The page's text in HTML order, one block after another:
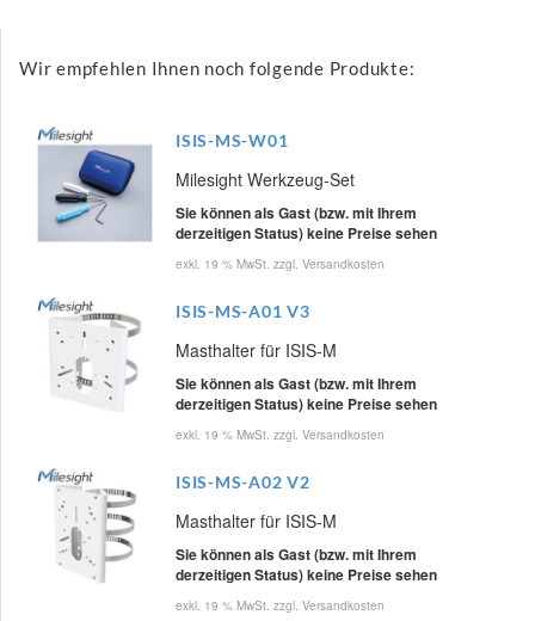
Wir empfehlen Ihnen noch folgende Produkte:
ISIS-MS-W01
Milesight Werkzeug-Set
Sie können als Gast (bzw. mit Ihrem
derzeitigen Status) keine Preise sehen
exkl. 19 % MwSt. zzgl.Versandkosten
ISIS-MS-A01 V3
Masthalter für ISIS-M
Sie können als Gast (bzw. mit Ihrem
derzeitigen Status) keine Preise sehen
exkl. 19 % MwSt. zzgl.Versandkosten
ISIS-MS-A02 V2
Masthalter für ISIS-M
Sie können als Gast (bzw. mit Ihrem
derzeitigen Status) keine Preise sehen
exkl. 19 % MwSt. zzgl.Versandkosten